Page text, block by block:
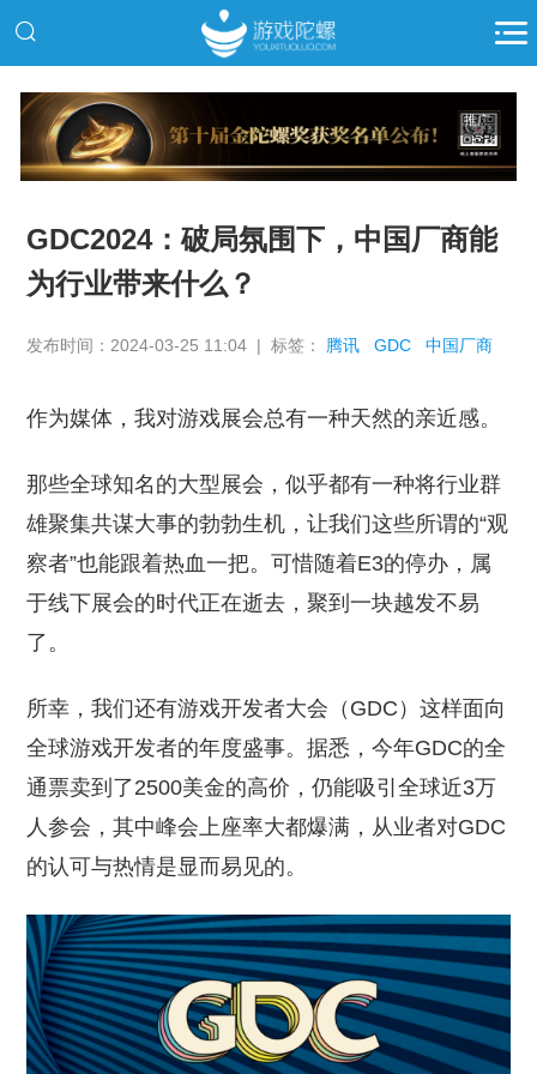
推广
GDC2024：破局氛围下，中国厂商能
为行业带来什么？
发布时间：2024-03-25 11:04 | 标签： 腾讯 GDC 中国厂商
作为媒体，我对游戏展会总有一种天然的亲近感。
那些全球知名的大型展会，似乎都有一种将行业群
雄聚集共谋大事的勃勃生机，让我们这些所谓的“观
察者”也能跟着热血一把。可惜随着E3的停办，属
于线下展会的时代正在逝去，聚到一块越发不易
了。
所幸，我们还有游戏开发者大会（GDC）这样面向
全球游戏开发者的年度盛事。据悉，今年GDC的全
通票卖到了2500美金的高价，仍能吸引全球近3万
人参会，其中峰会上座率大都爆满，从业者对GDC
的认可与热情是显而易见的。